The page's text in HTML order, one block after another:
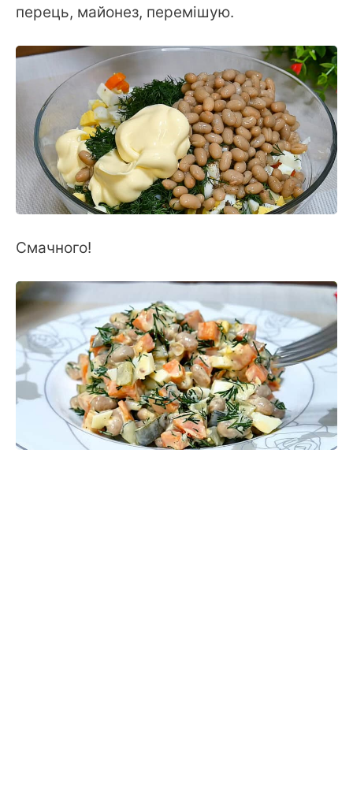
перець, майонез, перемішую.
Смачного!